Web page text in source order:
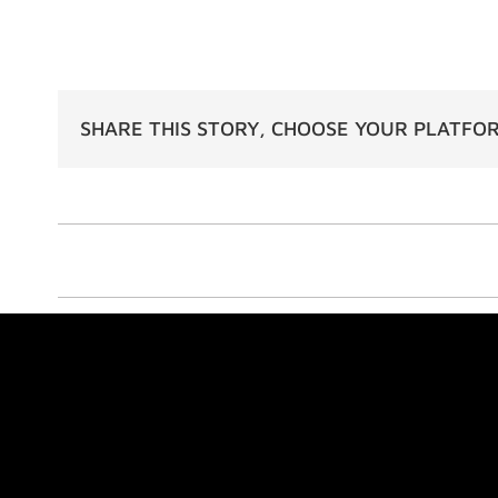
SHARE THIS STORY, CHOOSE YOUR